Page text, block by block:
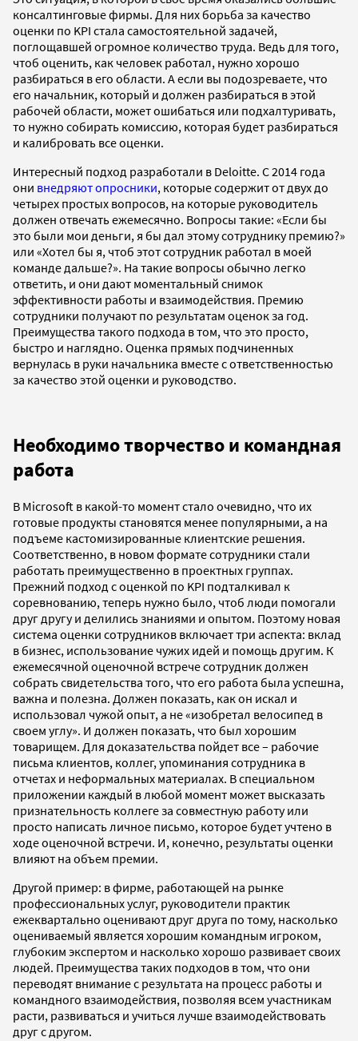
консалтинговые фирмы. Для них борьба за качество
оценки по KPI стала самостоятельной задачей,
поглощавшей огромное количество труда. Ведь для того,
чтоб оценить, как человек работал, нужно хорошо
разбираться в его области. А если вы подозреваете, что
его начальник, который и должен разбираться в этой
рабочей области, может ошибаться или подхалтуривать,
то нужно собирать комиссию, которая будет разбираться
и калибровать все оценки.
Интересный подход разработали в Deloitte. С 2014 года
они внедряют опросники, которые содержит от двух до
четырех простых вопросов, на которые руководитель
должен отвечать ежемесячно. Вопросы такие: «Если бы
это были мои деньги, я бы дал этому сотруднику премию?»
или «Хотел бы я, чтоб этот сотрудник работал в моей
команде дальше?». На такие вопросы обычно легко
ответить, и они дают моментальный снимок
эффективности работы и взаимодействия. Премию
сотрудники получают по результатам оценок за год.
Преимущества такого подхода в том, что это просто,
быстро и наглядно. Оценка прямых подчиненных
вернулась в руки начальника вместе с ответственностью
за качество этой оценки и руководство.
Необходимо творчество и командная
работа
В Microsoft в какой-то момент стало очевидно, что их
готовые продукты становятся менее популярными, а на
подъеме кастомизированные клиентские решения.
Соответственно, в новом формате сотрудники стали
работать преимущественно в проектных группах.
Прежний подход с оценкой по KPI подталкивал к
соревнованию, теперь нужно было, чтоб люди помогали
друг другу и делились знаниями и опытом. Поэтому новая
система оценки сотрудников включает три аспекта: вклад
в бизнес, использование чужих идей и помощь другим. К
ежемесячной оценочной встрече сотрудник должен
собрать свидетельства того, что его работа была успешна,
важна и полезна. Должен показать, как он искал и
использовал чужой опыт, а не «изобретал велосипед в
своем углу». И должен показать, что был хорошим
товарищем. Для доказательства пойдет все – рабочие
письма клиентов, коллег, упоминания сотрудника в
отчетах и неформальных материалах. В специальном
приложении каждый в любой момент может высказать
признательность коллеге за совместную работу или
просто написать личное письмо, которое будет учтено в
ходе оценочной встречи. И, конечно, результаты оценки
влияют на объем премии.
Другой пример: в фирме, работающей на рынке
профессиональных услуг, руководители практик
ежеквартально оценивают друг друга по тому, насколько
оцениваемый является хорошим командным игроком,
глубоким экспертом и насколько хорошо развивает своих
людей. Преимущества таких подходов в том, что они
переводят внимание с результата на процесс работы и
командного взаимодействия, позволяя всем участникам
расти, развиваться и учиться лучше взаимодействовать
друг с другом.